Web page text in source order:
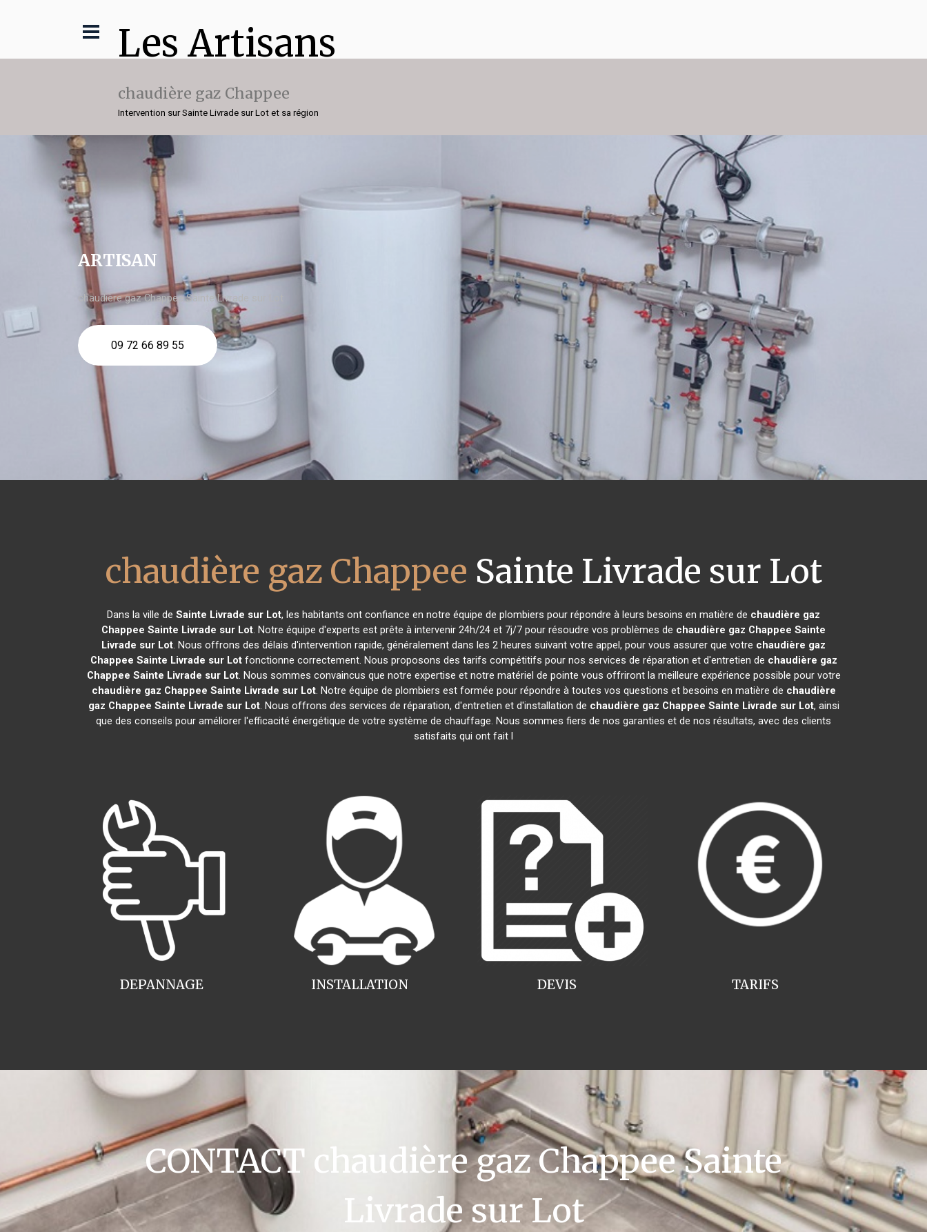
Les Artisans
chaudière gaz Chappee
Intervention sur Sainte Livrade sur Lot et sa région
ARTISAN
chaudière gaz Chappee Sainte Livrade sur Lot
09 72 66 89 55
chaudière gaz Chappee Sainte Livrade sur Lot
Dans la ville de Sainte Livrade sur Lot, les habitants ont confiance en notre équipe de plombiers pour répondre à leurs besoins en matière de chaudière gaz
Chappee Sainte Livrade sur Lot. Notre équipe d'experts est prête à intervenir 24h/24 et 7j/7 pour résoudre vos problèmes de chaudière gaz Chappee Sainte
Livrade sur Lot. Nous offrons des délais d'intervention rapide, généralement dans les 2 heures suivant votre appel, pour vous assurer que votre chaudière gaz
Chappee Sainte Livrade sur Lotfonctionne correctement. Nous proposons des tarifs compétitifs pour nos services de réparation et d'entretien de chaudière gaz
Chappee Sainte Livrade sur Lot. Nous sommes convaincus que notre expertise et notre matériel de pointe vous offriront la meilleure expérience possible pour votre
chaudière gaz Chappee Sainte Livrade sur Lot. Notre équipe de plombiers est formée pour répondre à toutes vos questions et besoins en matière de chaudière
gaz Chappee Sainte Livrade sur Lot. Nous offrons des services de réparation, d'entretien et d'installation de chaudière gaz Chappee Sainte Livrade sur Lot, ainsi
que des conseils pour améliorer l'efficacité énergétique de votre système de chauffage. Nous sommes fiers de nos garanties et de nos résultats, avec des clients
satisfaits qui ont fait l
INSTALLATION
DEPANNAGE TARIFS
DEVIS
CONTACT chaudière gaz Chappee Sainte
Livrade sur Lot